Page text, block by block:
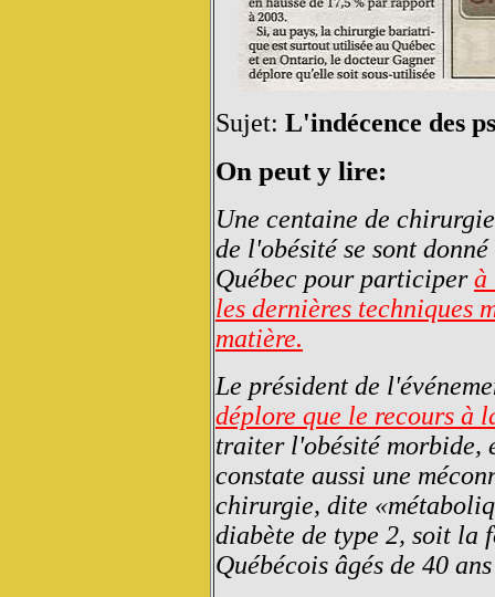
Sujet: L'indécence des
On peut y lire:
Une centaine de
de l'obésité se sont
Québec pour participerà
les dernières techniques
matière.
Le président de
déplore que le recours à
traiter l'obésité morbide,
constate aussi une
chirurgie, dite
diabète de type 2, soit la
Québécois âgés de 40